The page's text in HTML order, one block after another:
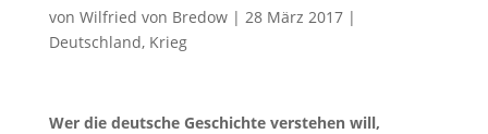
von Wilfried von Bredow| 28 März 2017|
Deutschland, Krieg
Wer die deutsche Geschichte verstehen will,